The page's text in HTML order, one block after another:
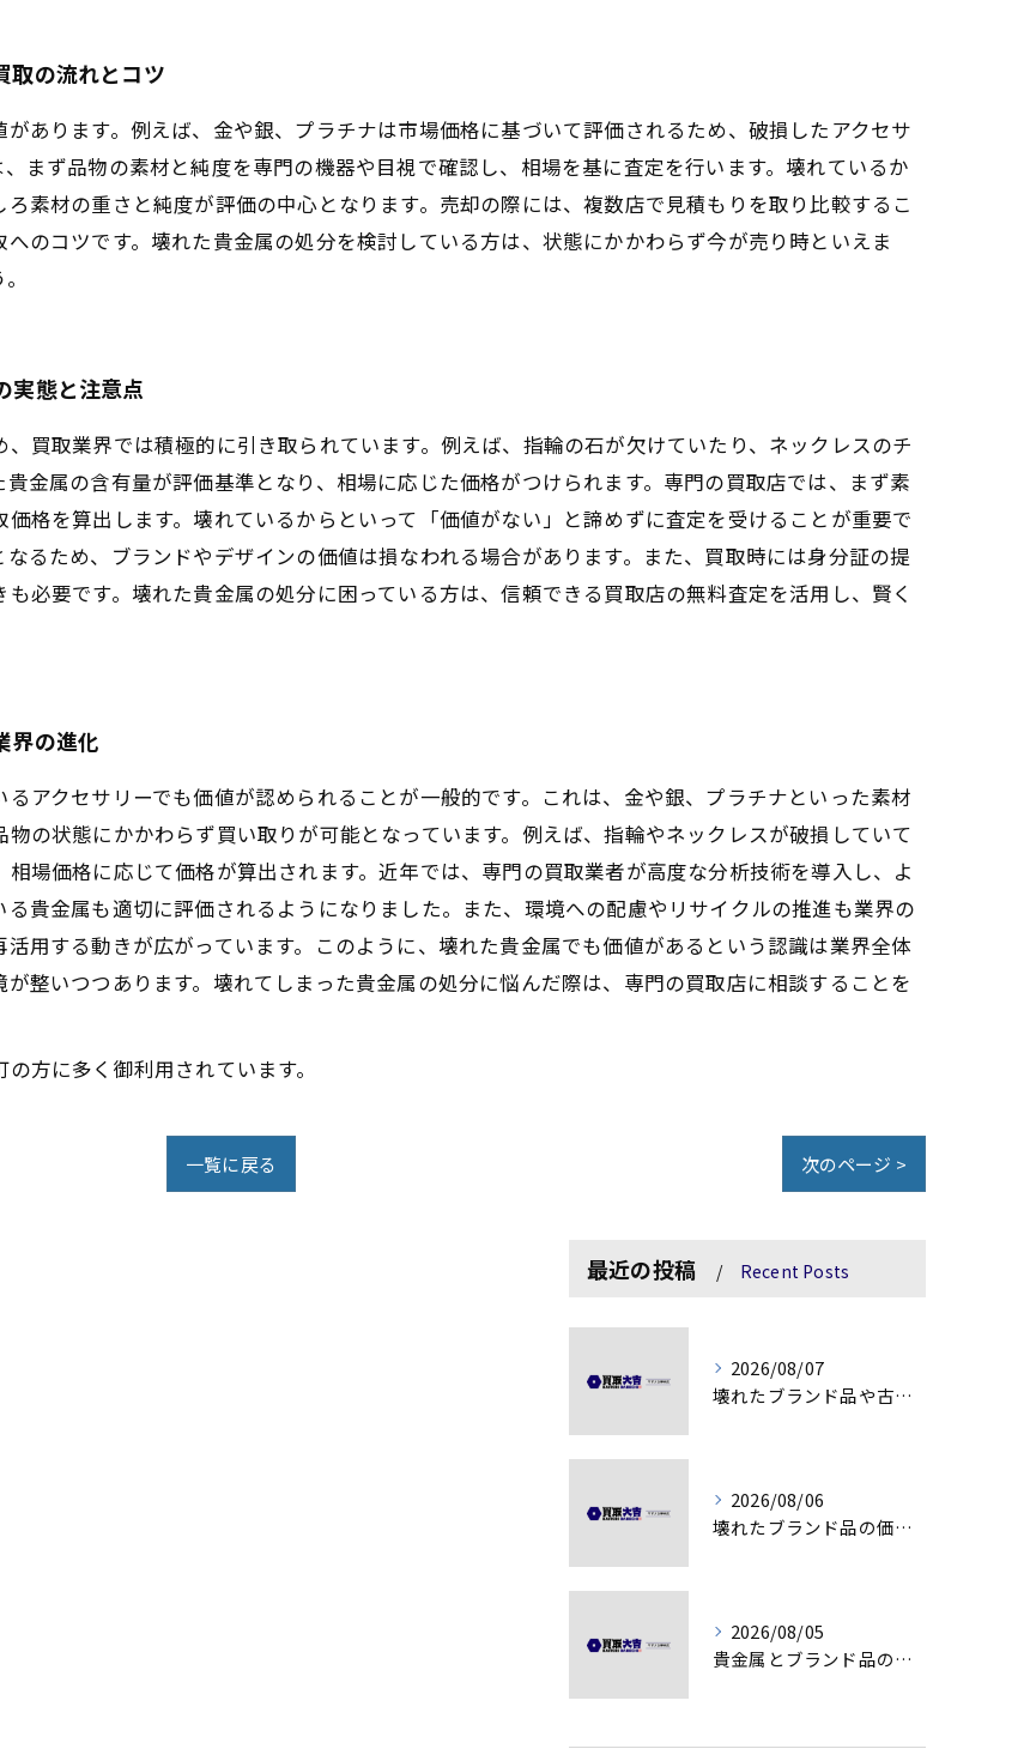
取の流れとコツ
あります。例えば、金や銀、プラチナは市場価格に基づいて評価されるため、破損したアクセサ
まず品物の素材と純度を専門の機器や目視で確認し、相場を基に査定を行います。壊れているか
素材の重さと純度が評価の中心となります。売却の際には、複数店で見積もりを取り比較するこ
のコツです。壊れた貴金属の処分を検討している方は、状態にかかわらず今が売り時といえま
実態と注意点
買取業界では積極的に引き取られています。例えば、指輪の石が欠けていたり、ネックレスのチ
金属の含有量が評価基準となり、相場に応じた価格がつけられます。専門の買取店では、まず素
格を算出します。壊れているからといって「価値がない」と諦めずに査定を受けることが重要で
るため、ブランドやデザインの価値は損なわれる場合があります。また、買取時には身分証の提
必要です。壊れた貴金属の処分に困っている方は、信頼できる買取店の無料査定を活用し、賢く
界の進化
アクセサリーでも価値が認められることが一般的です。これは、金や銀、プラチナといった素材
の状態にかかわらず買い取りが可能となっています。例えば、指輪やネックレスが破損していて
場価格に応じて価格が算出されます。近年では、専門の買取業者が高度な分析技術を導入し、よ
貴金属も適切に評価されるようになりました。また、環境への配慮やリサイクルの推進も業界の
用する動きが広がっています。このように、壊れた貴金属でも価値があるという認識は業界全体
整いつつあります。壊れてしまった貴金属の処分に悩んだ際は、専門の買取店に相談することを
方に多く御利用されています。
一覧に戻る 次のページ >
最近の投稿 Recent Posts
2026/08/07
壊れたブランド品や古物の価値を見極める秘訣
2026/08/06
壊れたブランド品の価値を見極める技術とは
2026/08/05
貴金属とブランド品の価値変動を見極める方法